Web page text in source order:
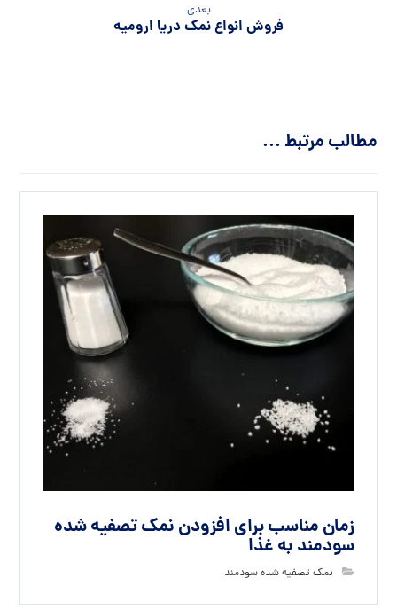
بعدی
فروش انواع نمک دریا ارومیه
مطالب مرتبط ...
زمان مناسب برای افزودن نمک تصفیه شده
سودمند به غذا
نمک تصفیه شده سودمند